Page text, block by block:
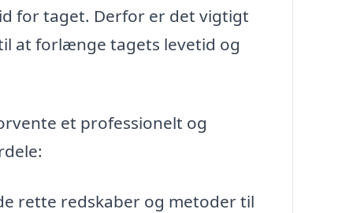
for taget. Derfor er det vigtigt
at forlænge tagets levetid og
et professionelt og
rette redskaber og metoder til